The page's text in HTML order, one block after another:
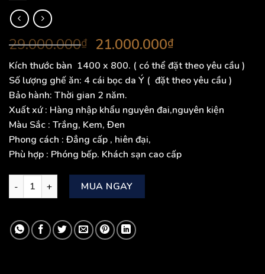
29.000.000₫ Giá
gốc
là:
29.000.000₫.
21.000.000₫Giá
hiện
tại
là:
21.000.000₫.
Kích thước bàn 1400 x 800. ( có thể đặt theo yêu cầu )
Số lượng ghế ăn: 4 cái bọc da Ý ( đặt theo yêu cầu )
Bảo hành: Thời gian 2 năm.
Xuất xứ: Hàng nhập khẩu nguyên đai,nguyên kiện
Màu Sắc : Trắng, Kem, Đen
Phong cách : Đẳng cấp , hiên đại,
Phù hợp : Phóng bếp. Khách sạn cao cấp
Bộ Bàn Ăn Mặt Đá Cao Cấp số lượng
MUA NGAY